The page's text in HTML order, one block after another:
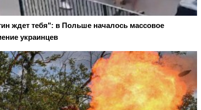
ждет тебя": в Польше началось массовое
украинцев